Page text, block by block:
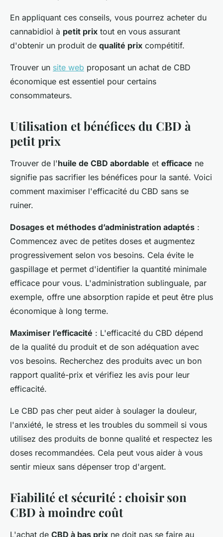
En appliquant ces conseils, vous pourrez acheter du
cannabidiol à petit prix tout en vous assurant
d'obtenir un produit de qualité prix compétitif.
Trouver un site web proposant un achat de CBD
économique est essentiel pour certains
consommateurs.
Utilisation et bénéfices du CBD à
petit prix
Trouver de l'huile de CBD abordable et efficace ne
signifie pas sacrifier les bénéfices pour la santé. Voici
comment maximiser l'efficacité du CBD sans se
ruiner.
Dosages et méthodes d’administration adaptés :
Commencez avec de petites doses et augmentez
progressivement selon vos besoins. Cela évite le
gaspillage et permet d'identifier la quantité minimale
efficace pour vous. L'administration sublinguale, par
exemple, offre une absorption rapide et peut être plus
économique à long terme.
Maximiser l’efficacité : L'efficacité du CBD dépend
de la qualité du produit et de son adéquation avec
vos besoins. Recherchez des produits avec un bon
rapport qualité-prix et vérifiez les avis pour leur
efficacité.
Le CBD pas cher peut aider à soulager la douleur,
l'anxiété, le stress et les troubles du sommeil si vous
utilisez des produits de bonne qualité et respectez les
doses recommandées. Cela peut vous aider à vous
sentir mieux sans dépenser trop d'argent.
Fiabilité et sécurité : choisir son
CBD à moindre coût
L'achat de CBD à bas prix ne doit pas se faire au